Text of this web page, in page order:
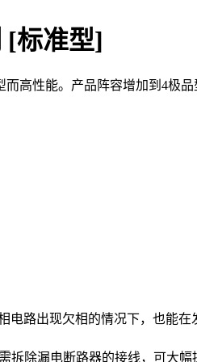
[标准型]
高性能。产品阵容增加到4极品
电路出现欠相的情况下，也能
除漏电断路器的接线，可大幅